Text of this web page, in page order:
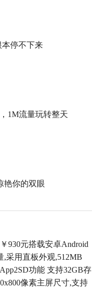
停不下来
1M流量玩转整天
艳你的双眼
930元搭载安卓Android
,采用直板外观,512MB
功能 支持32GB存
像素主屏尺寸,支持